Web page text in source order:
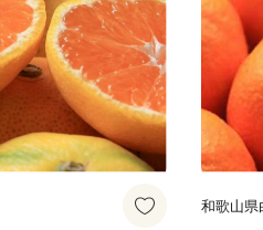
和歌山県